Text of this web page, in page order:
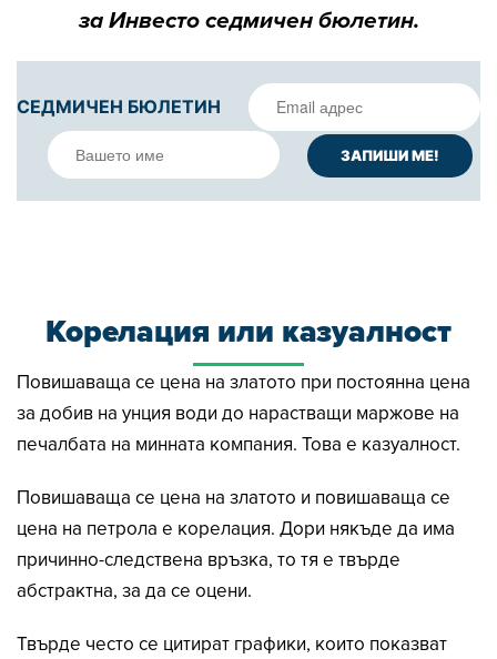
за Инвесто седмичен бюлетин.
СЕДМИЧЕН БЮЛЕТИН
Корелация или казуалност
Повишаваща се цена на златото при постоянна цена
за добив на унция води до нарастващи маржове на
печалбата на минната компания. Това е казуалност.
Повишаваща се цена на златото и повишаваща се
цена на петрола е корелация. Дори някъде да има
причинно-следствена връзка, то тя е твърде
абстрактна, за да се оцени.
Твърде често се цитират графики, които показват